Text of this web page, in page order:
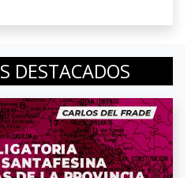
DESTACADOS